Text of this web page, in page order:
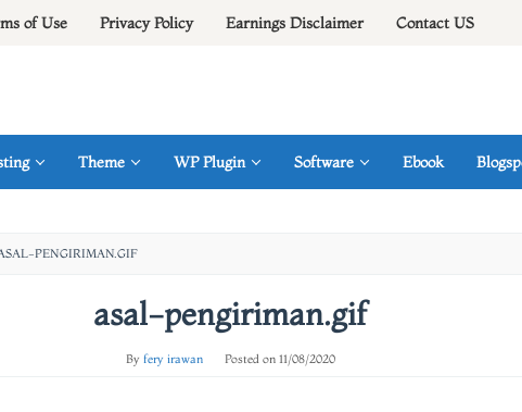
of Use Privacy Policy Earnings Disclaimer Contact US
Theme WP Plugin Software Ebook
PENGIRIMAN.GIF
asal-pengiriman.gif
By fery irawan Posted on 11/08/2020